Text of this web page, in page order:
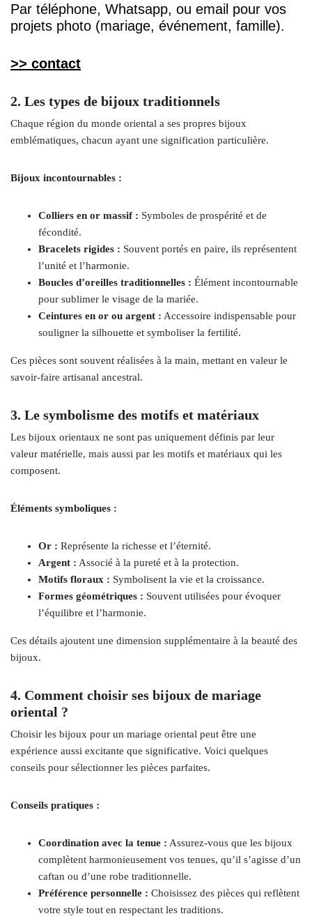
Par téléphone, Whatsapp, ou email pour vos
projets photo (mariage, événement, famille).
>> contact
2. Les types de bijoux traditionnels
Chaque région du monde oriental a ses propres bijoux
emblématiques, chacun ayant une signification particulière.
Bijoux incontournables :
Colliers en or massif : Symboles de prospérité et de
fécondité.
Bracelets rigides : Souvent portés en paire, ils représentent
l’unité et l’harmonie.
Boucles d’oreilles traditionnelles : Élément incontournable
pour sublimer le visage de la mariée.
Ceintures en or ou argent : Accessoire indispensable pour
souligner la silhouette et symboliser la fertilité.
Ces pièces sont souvent réalisées à la main, mettant en valeur le
savoir-faire artisanal ancestral.
3. Le symbolisme des motifs et matériaux
Les bijoux orientaux ne sont pas uniquement définis par leur
valeur matérielle, mais aussi par les motifs et matériaux qui les
composent.
Éléments symboliques :
Or : Représente la richesse et l’éternité.
Argent : Associé à la pureté et à la protection.
Motifs floraux : Symbolisent la vie et la croissance.
Formes géométriques : Souvent utilisées pour évoquer
l’équilibre et l’harmonie.
Ces détails ajoutent une dimension supplémentaire à la beauté des
bijoux.
4. Comment choisir ses bijoux de mariage
oriental ?
Choisir les bijoux pour un mariage oriental peut être une
expérience aussi excitante que significative. Voici quelques
conseils pour sélectionner les pièces parfaites.
Conseils pratiques :
Coordination avec la tenue : Assurez-vous que les bijoux
complètent harmonieusement vos tenues, qu’il s’agisse d’un
caftan ou d’une robe traditionnelle.
Préférence personnelle : Choisissez des pièces qui reflètent
votre style tout en respectant les traditions.